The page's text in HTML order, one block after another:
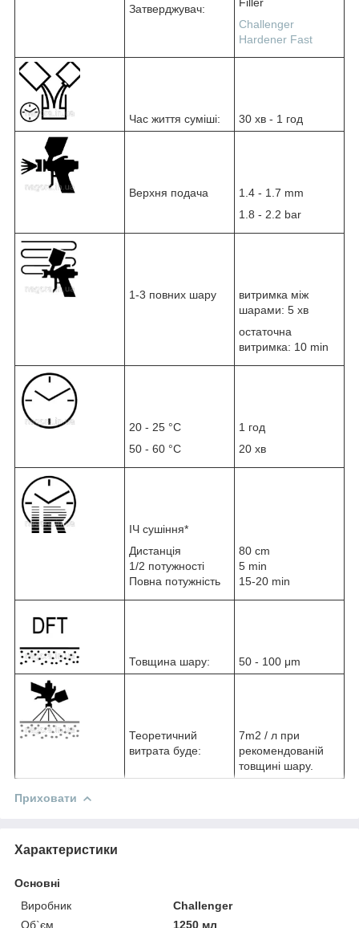
Затверджувач:
Challenger
Hardener Fast
Час життя суміші: 30 хв - 1 год
Верхня подача
1.4 - 1.7 mm
1.8 - 2.2 bar
1-3 повних шару
витримка між
шарами: 5 хв
остаточна
витримка: 10 min
20 - 25 °C
50 - 60 °C
1 год
20 хв
ІЧ сушіння*
Дистанція
1/2 потужності
Повна потужність
80 cm
5 min
15-20 min
Товщина шару: 50 - 100 μm
Теоретичний
витрата буде:
7m2 / л при
рекомендованій
товщині шару.
Приховати
Характеристики
Основні
Виробник
Challenger
Об`єм
1250 мл